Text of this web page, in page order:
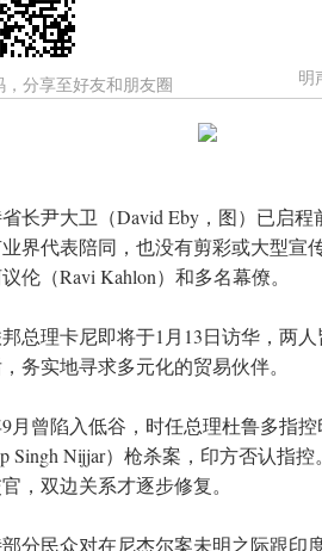
分享至好友和朋友圈 明
省长尹大卫（David Eby，图）已启
界代表陪同，也没有剪彩或大型宣
伦（Ravi Kahlon）和多名幕僚。
总理卡尼即将于1月13日访华，两
务实地寻求多元化的贸易伙伴。
月曾陷入低谷，时任总理杜鲁多指
Singh Nijjar）枪杀案，印方否认指
，双边关系才逐步修复。
分民众对在尼杰尔案未明之际跟印